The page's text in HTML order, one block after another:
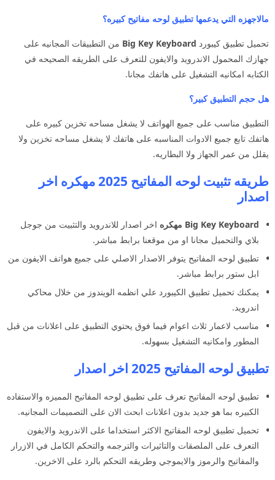
مالاجهزه التي يدعمها تطبيق لوحه مفاتيح كبيره؟
تحميل تطبيق كيبورد Big Key Keyboard من التطبيقات المجانيه على
جهازك المحمول الاندرويد والايفون للتعرف على الطريقه الصحيحه في
الكتابه امكانيه التشغيل على هاتفك مجانا.
هل حجم التطبيق كبير؟
التطبيق مناسب على جميع الهواتف لا يشغل مساحه تخزين كبيره على
هاتفك تابع جميع الادوات المناسبه على هاتفك لا يشغل مساحه تخزين ولا
يقلل من عمر الجهاز ولا البطاريه.
طريقه تثبيت لوحه المفاتيح 2025 مهكره اخر
اصدار
Big Key Keyboard مهكره
اخر اصدار للاندرويد والتثبيت من جوجل
بلاي والتحميل مجانا او من موقعنا برابط مباشر.
تطبيق لوحه المفاتيح يتوفر الاصدار الاصلي على جميع هواتف الايفون من
ابل ستور برابط مباشر.
يمكنك تحميل تطبيق الكيبورد علي انظمه الويندوز من خلال محاكي
اندرويد.
مناسب لاعمار ثلاث اعوام فيما فوق يحتوي التطبيق على اعلانات من قبل
المطور وامكانيه التشغيل بسهوله.
تطبيق لوحه المفاتيح 2025 اخر اصدار
تطبيق لوحه المفاتيح تعرف على تطبيق لوحه المفاتيح المميزه والاستفاده
الكبيره بما هو جديد بدون اعلانات ابحث الان على التصميمات المجانيه.
تحميل تطبيق لوحه المفاتيح الاكثر استخداما على الاندرويد والايفون
التعرف على الملصقات والتاثيرات والترجمه والتحكم الكامل في الازرار
والمفاتيح والرموز والايموجي وطريقه التحكم بالرد على الاخرين.